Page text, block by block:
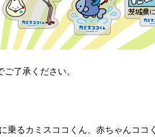
了承ください。
乗るカミスココくん、赤ちゃんココ